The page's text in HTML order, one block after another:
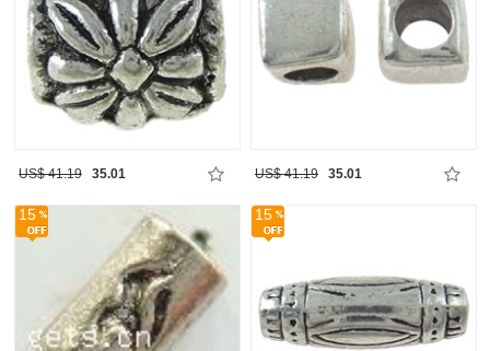
US$ 41.19 35.01 US$ 41.19 35.01
15 15